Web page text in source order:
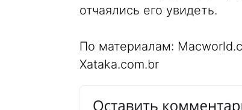
отчаялись его увидеть.
По материалам:
Xataka.com.br